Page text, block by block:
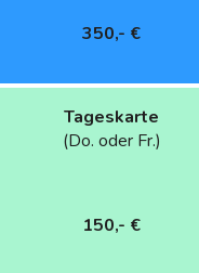
350,- €
Tageskarte
(Do. oder Fr.)
150,- €